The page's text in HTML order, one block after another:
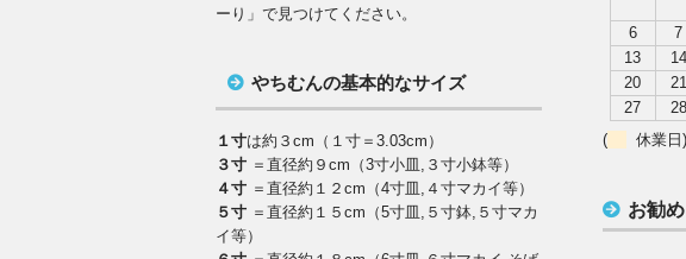
ーり」で見つけてください。
やちむんの基本的なサイズ
１寸は約３cm（１寸＝3.03cm）
３寸 ＝直径約９cm（3寸小皿,３寸小鉢等）
４寸 ＝直径約１２cm（4寸皿,４寸マカイ等）
５寸 ＝直径約１５cm（5寸皿,５寸鉢,５寸マカ
イ等）
6
7
13
14
20
21
27
28
(
休業日)
お勧